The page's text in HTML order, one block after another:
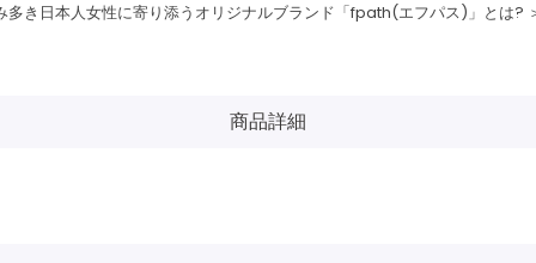
多き日本人女性に寄り添うオリジナルブランド「fpath(エフパス)」とは?
商品詳細